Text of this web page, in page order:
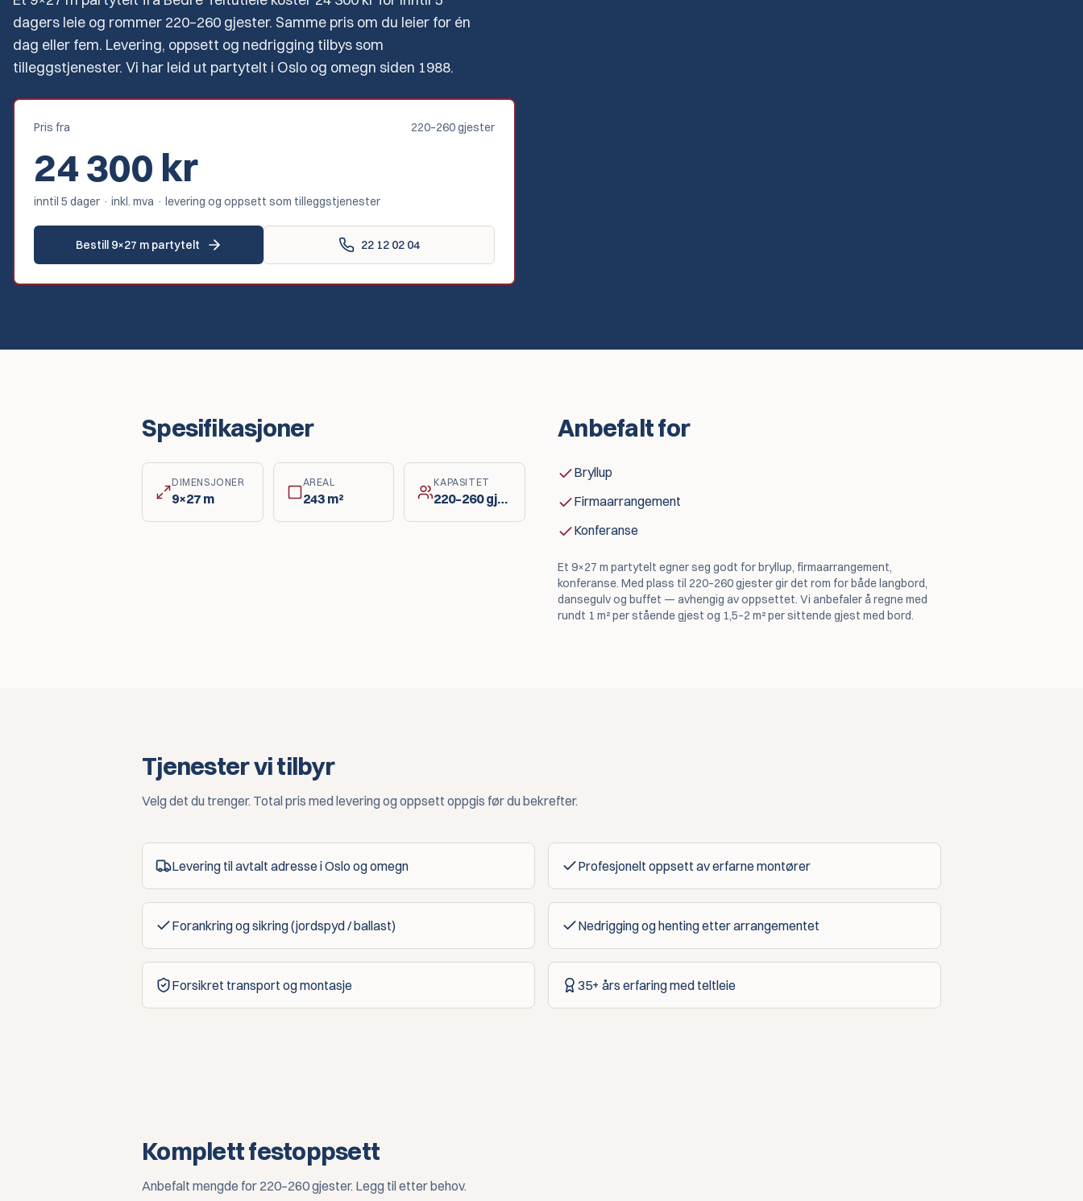
dagers leie og rommer 220–260 gjester. Samme pris om du leier for én
dag eller fem. Levering, oppsett og nedrigging tilbys som
tilleggstjenester. Vi har leid ut partytelt i Oslo og omegn siden 1988.
Pris fra 220–260gjester
24 300 kr
inntil 5 dager · inkl. mva · levering og oppsett som tilleggstjenester
Bestill 9×27 m partytelt 22 12 02 04
Spesifikasjoner
DIMENSJONER
9×27 m
AREAL
243m²
KAPASITET
220–260gjester
Anbefalt for
Bryllup
Firmaarrangement
Konferanse
Et 9×27 m partytelt egner seg godt for bryllup, firmaarrangement,
konferanse. Med plass til 220–260 gjester gir det rom for både langbord,
dansegulv og buffet — avhengig av oppsettet. Vi anbefaler å regne med
rundt 1 m² per stående gjest og 1,5–2 m² per sittende gjest med bord.
Tjenester vi tilbyr
Velg det du trenger. Total pris med levering og oppsett oppgis før du bekrefter.
Levering til avtalt adresse i Oslo og omegn Profesjonelt oppsett av erfarne montører
Forankring og sikring (jordspyd / ballast) Nedrigging og henting etter arrangementet
Forsikret transport og montasje 35+ års erfaring med teltleie
Komplett festoppsett
Anbefalt mengde for 220–260 gjester. Legg til etter behov.